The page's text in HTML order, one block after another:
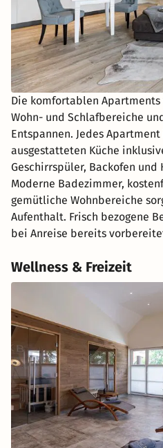
Die komfortablen
Wohn- und Schlafbereiche
Entspannen. Jedes
ausgestatteten Küche
Geschirrspüler, Backofen
Moderne Badezimmer,
gemütliche Wohnbereiche
Aufenthalt. Frisch bezogene
bei Anreise bereits
Wellness & Freizeit